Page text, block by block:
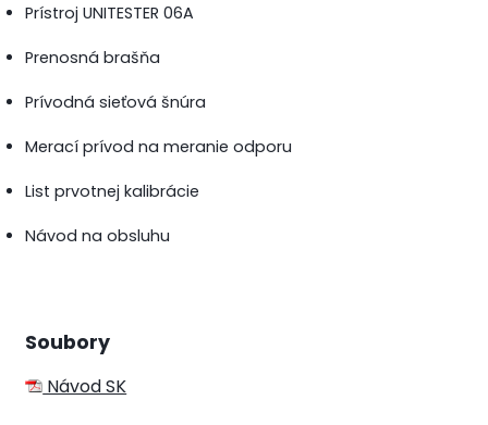
Prístroj UNITESTER 06A
Prenosná brašňa
Prívodná sieťová šnúra
Merací prívod na meranie odporu
List prvotnej kalibrácie
Návod na obsluhu
Soubory
Návod SK